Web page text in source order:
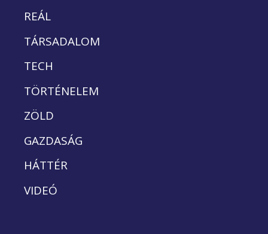
REÁL
TÁRSADALOM
TECH
TÖRTÉNELEM
ZÖLD
GAZDASÁG
HÁTTÉR
VIDEÓ